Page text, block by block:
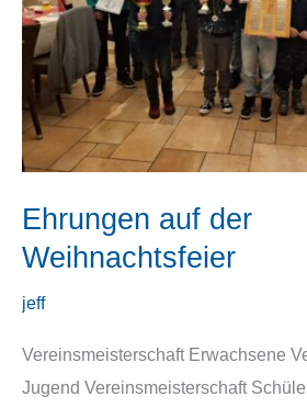
Ehrungen auf der
Weihnachtsfeier
jeff
Vereinsmeisterschaft Erwachsene
Jugend Vereinsmeisterschaft